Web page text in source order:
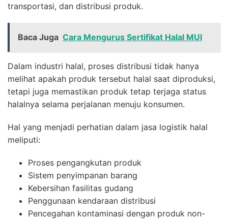
transportasi, dan distribusi produk.
Baca Juga Cara Mengurus Sertifikat Halal MUI
Dalam industri halal, proses distribusi tidak hanya
melihat apakah produk tersebut halal saat diproduksi,
tetapi juga memastikan produk tetap terjaga status
halalnya selama perjalanan menuju konsumen.
Hal yang menjadi perhatian dalam jasa logistik halal
meliputi:
Proses pengangkutan produk
Sistem penyimpanan barang
Kebersihan fasilitas gudang
Penggunaan kendaraan distribusi
Pencegahan kontaminasi dengan produk non-